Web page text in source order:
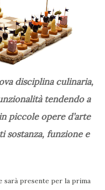
disciplina culinaria,
tendendo a
piccole opere d’arte
sostanza, funzione e
sarà presente per la prima